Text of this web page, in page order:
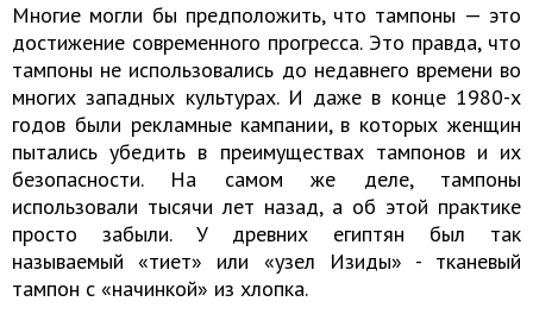
Многие могли бы предположить, что тампоны — это
достижение современного прогресса. Это правда, что
тампоны не использовались до недавнего времени во
многих западных культурах. И даже в конце 1980-х
годов были рекламные кампании, в которых женщин
пытались убедить в преимуществах тампонов и их
безопасности. На самом же деле, тампоны
использовали тысячи лет назад, а об этой практике
просто забыли. У древних египтян был так
называемый «тиет» или «узел Изиды» - тканевый
тампон с «начинкой» из хлопка.